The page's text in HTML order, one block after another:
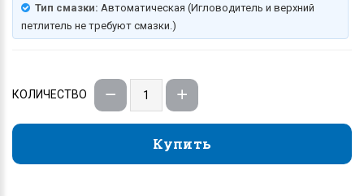
Тип смазки: Автоматическая (Игловодитель и верхний
петлитель не требуют смазки.)
КОЛИЧЕСТВО
Купить
Купить